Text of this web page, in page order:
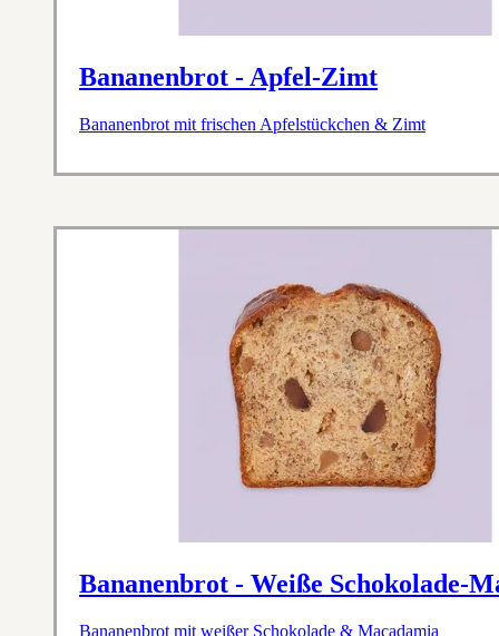
Bananenbrot - Apfel-Zimt
Bananenbrot mit frischen Apfelstückchen & Zimt
Bananenbrot - Weiße Schokolade-
Bananenbrot mit weißer Schokolade & Macadamia